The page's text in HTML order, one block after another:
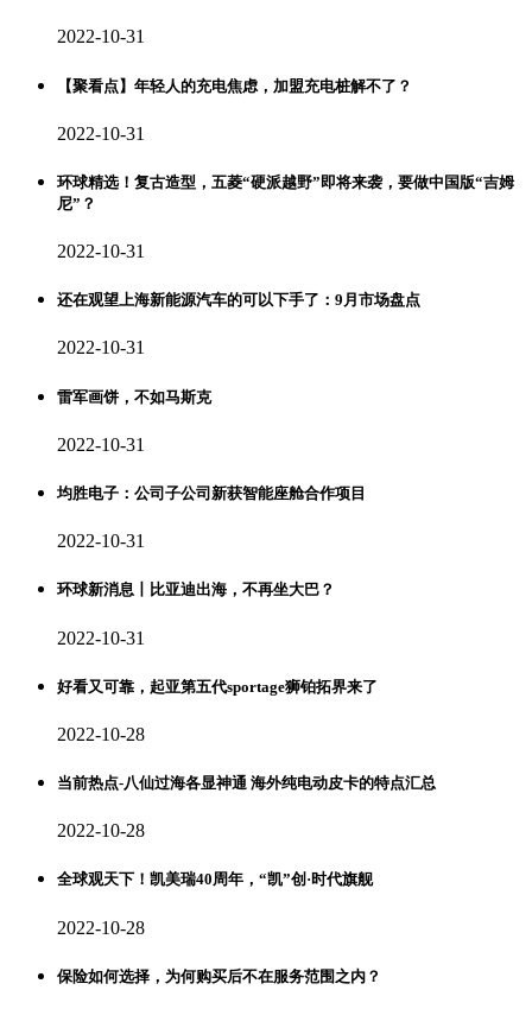
2022-10-31
【聚看点】年轻人的充电焦虑，加盟充电桩解不了？
2022-10-31
环球精选！复古造型，五菱“硬派越野”即将来袭，要做中国版“吉姆
尼”？
2022-10-31
还在观望上海新能源汽车的可以下手了：9月市场盘点
2022-10-31
雷军画饼，不如马斯克
2022-10-31
均胜电子：公司子公司新获智能座舱合作项目
2022-10-31
环球新消息丨比亚迪出海，不再坐大巴？
2022-10-31
好看又可靠，起亚第五代sportage狮铂拓界来了
2022-10-28
当前热点-八仙过海各显神通 海外纯电动皮卡的特点汇总
2022-10-28
全球观天下！凯美瑞40周年，“凯”创·时代旗舰
2022-10-28
保险如何选择，为何购买后不在服务范围之内？